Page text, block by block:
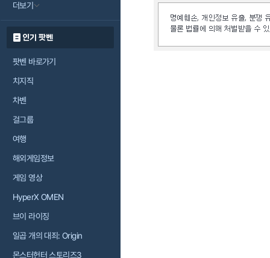
더보기
인기 팟벤
팟벤 바로가기
치지직
차벤
걸그룹
여행
해외게임정보
게임 영상
HyperX OMEN
브이 라이징
일곱 개의 대죄: Origin
몬스터헌터 스토리즈3